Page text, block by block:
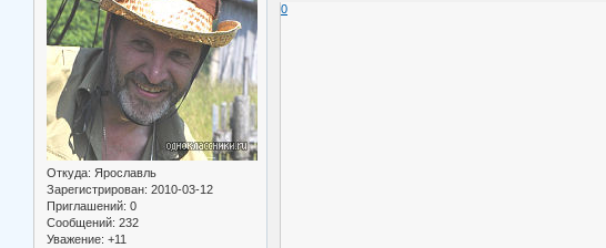
Откуда: Ярославль
Зарегистрирован: 2010-03-12
Приглашений: 0
Сообщений: 232
Уважение: +11
0